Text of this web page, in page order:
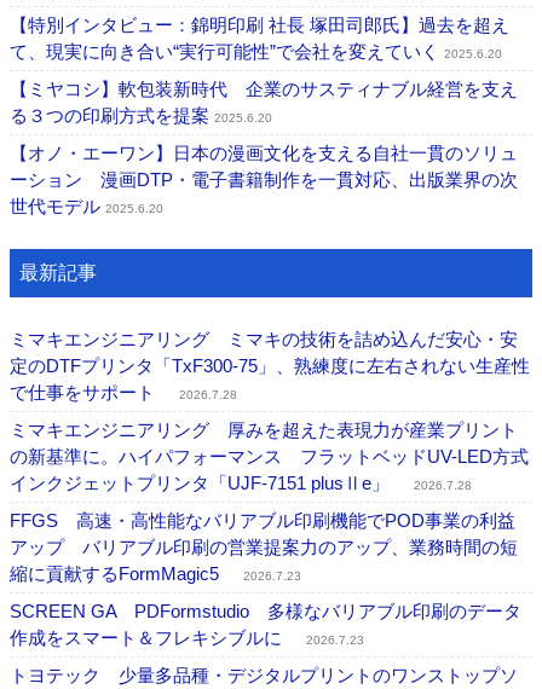
【特別インタビュー：錦明印刷 社長 塚田司郎氏】過去を超え
て、現実に向き合い“実行可能性”で会社を変えていく
2025.6.20
【ミヤコシ】軟包装新時代 企業のサスティナブル経営を支え
る３つの印刷方式を提案 2025.6.20
【オノ・エーワン】日本の漫画文化を支える自社一貫のソリュ
ーション 漫画DTP・電子書籍制作を一貫対応、出版業界の次
世代モデル 2025.6.20
最新記事
ミマキエンジニアリング ミマキの技術を詰め込んだ安心・安
定のDTFプリンタ「TxF300-75」、熟練度に左右されない生産性
で仕事をサポート
2026.7.28
ミマキエンジニアリング 厚みを超えた表現力が産業プリント
の新基準に。ハイパフォーマンス フラットベッドUV-LED方式
インクジェットプリンタ「UJF-7151 plusⅡe」
2026.7.28
FFGS 高速・高性能なバリアブル印刷機能でPOD事業の利益
アップ バリアブル印刷の営業提案力のアップ、業務時間の短
縮に貢献するFormMagic5
2026.7.23
SCREEN GA PDFormstudio 多様なバリアブル印刷のデータ
作成をスマート＆フレキシブルに
2026.7.23
トヨテック 少量多品種・デジタルプリントのワンストップソ